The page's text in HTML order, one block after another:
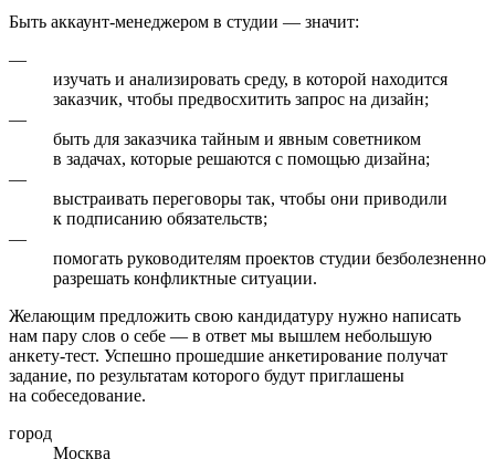
Быть аккаунт-менеджером в студии — значит:
—
изучать и анализировать среду, в которой находится
заказчик, чтобы предвосхитить запрос на дизайн;
—
быть для заказчика тайным и явным советником
в задачах, которые решаются с помощью дизайна;
—
выстраивать переговоры так, чтобы они приводили
к подписанию обязательств;
—
помогать руководителям проектов студии безболезненно
разрешать конфликтные ситуации.
Желающим предложить свою кандидатуру нужно написать
нам пару слов о себе — в ответ мы вышлем небольшую
анкету-тест. Успешно прошедшие анкетирование получат
задание, по результатам которого будут приглашены
на собеседование.
город
Москва